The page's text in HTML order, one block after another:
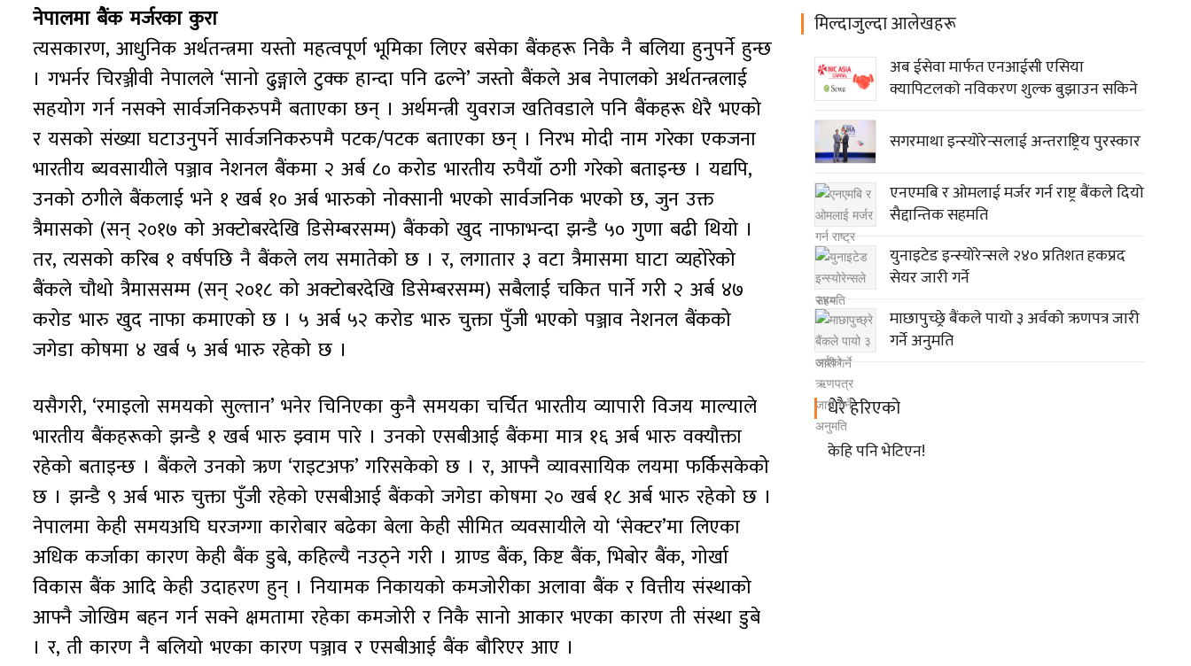
नेपालमा बैंक मर्जरका कुरा
त्यसकारण, आधुनिक अर्थतन्त्रमा यस्तो महत्वपूर्ण भूमिका लिएर बसेका बैंकहरू निकै नै बलिया हुनुपर्ने हुन्छ
। गभर्नर चिरञ्जीवी नेपालले ‘सानो ढुङ्गाले टुक्क हान्दा पनि ढल्ने’ जस्तो बैंकले अब नेपालको अर्थतन्त्रलाई
सहयोग गर्न नसक्ने सार्वजनिकरुपमै बताएका छन् । अर्थमन्त्री युवराज खतिवडाले पनि बैंकहरू धेरै भएको
र यसको संख्या घटाउनुपर्ने सार्वजनिकरुपमै पटक/पटक बताएका छन् । निरभ मोदी नाम गरेका एकजना
भारतीय ब्यवसायीले पञ्जाव नेशनल बैंकमा २ अर्ब ८० करोड भारतीय रुपैयाँ ठगी गरेको बताइन्छ । यद्यपि,
उनको ठगीले बैंकलाई भने १ खर्ब १० अर्ब भारुको नोक्सानी भएको सार्वजनिक भएको छ, जुन उक्त
त्रैमासको (सन् २०१७ को अक्टोबरदेखि डिसेम्बरसम्म) बैंकको खुद नाफाभन्दा झन्डै ५० गुणा बढी थियो ।
तर, त्यसको करिब १ वर्षपछि नै बैंकले लय समातेको छ । र, लगातार ३ वटा त्रैमासमा घाटा व्यहोरेको
बैंकले चौथो त्रैमाससम्म (सन् २०१८ को अक्टोबरदेखि डिसेम्बरसम्म) सबैलाई चकित पार्ने गरी २ अर्ब ४७
करोड भारु खुद नाफा कमाएको छ । ५ अर्ब ५२ करोड भारु चुक्ता पुँजी भएको पञ्जाव नेशनल बैंकको
जगेडा कोषमा ४ खर्ब ५ अर्ब भारु रहेको छ ।
यसैगरी, ‘रमाइलो समयको सुल्तान’ भनेर चिनिएका कुनै समयका चर्चित भारतीय व्यापारी विजय माल्याले
भारतीय बैंकहरूको झन्डै १ खर्ब भारु झ्वाम पारे । उनको एसबीआई बैंकमा मात्र १६ अर्ब भारु वक्यौक्ता
रहेको बताइन्छ । बैंकले उनको ऋण ‘राइटअफ’ गरिसकेको छ । र, आफ्नै व्यावसायिक लयमा फर्किसकेको
छ । झन्डै ९ अर्ब भारु चुक्ता पुँजी रहेको एसबीआई बैंकको जगेडा कोषमा २० खर्ब १८ अर्ब भारु रहेको छ ।
नेपालमा केही समयअघि घरजग्गा कारोबार बढेका बेला केही सीमित व्यवसायीले यो ‘सेक्टर’मा लिएका
अधिक कर्जाका कारण केही बैंक डुबे, कहिल्यै नउठ्ने गरी । ग्राण्ड बैंक, किष्ट बैंक, भिबोर बैंक, गोर्खा
विकास बैंक आदि केही उदाहरण हुन् । नियामक निकायको कमजोरीका अलावा बैंक र वित्तीय संस्थाको
आफ्नै जोखिम बहन गर्न सक्ने क्षमतामा रहेका कमजोरी र निकै सानो आकार भएका कारण ती संस्था डुबे
। र, ती कारण नै बलियो भएका कारण पञ्जाव र एसबीआई बैंक बौरिएर आए ।
मिल्दाजुल्दा आलेखहरू
अब ईसेवा मार्फत एनआईसी एसिया
क्यापिटलकाे नविकरण शुल्क बुझाउन सकिने
सगरमाथा इन्स्योरेन्सलाई अन्तराष्ट्रिय पुरस्कार
एनएमबि र ओमलाई मर्जर गर्न राष्ट्र बैंकले दियो
सैद्दान्तिक सहमति
युनाइटेड इन्स्योरेन्सले २४० प्रतिशत हकप्रद
सेयर जारी गर्ने
माछापुच्छ्रे बैंकले पायो ३ अर्वको ऋणपत्र जारी
गर्ने अनुमति
धेरै हेरिएको
केहि पनि भेटिएन!